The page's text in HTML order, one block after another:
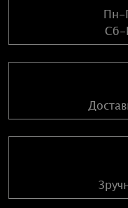
Пн-
Сб-